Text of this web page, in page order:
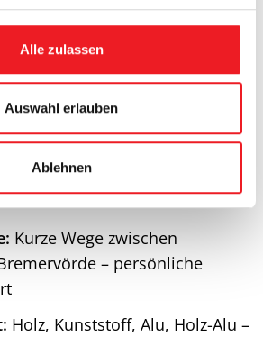
Alle zulassen
Auswahl erlauben
Ablehnen
Kurze Wege zwischen
– persönliche
Holz, Kunststoff, Alu, Holz-Alu –